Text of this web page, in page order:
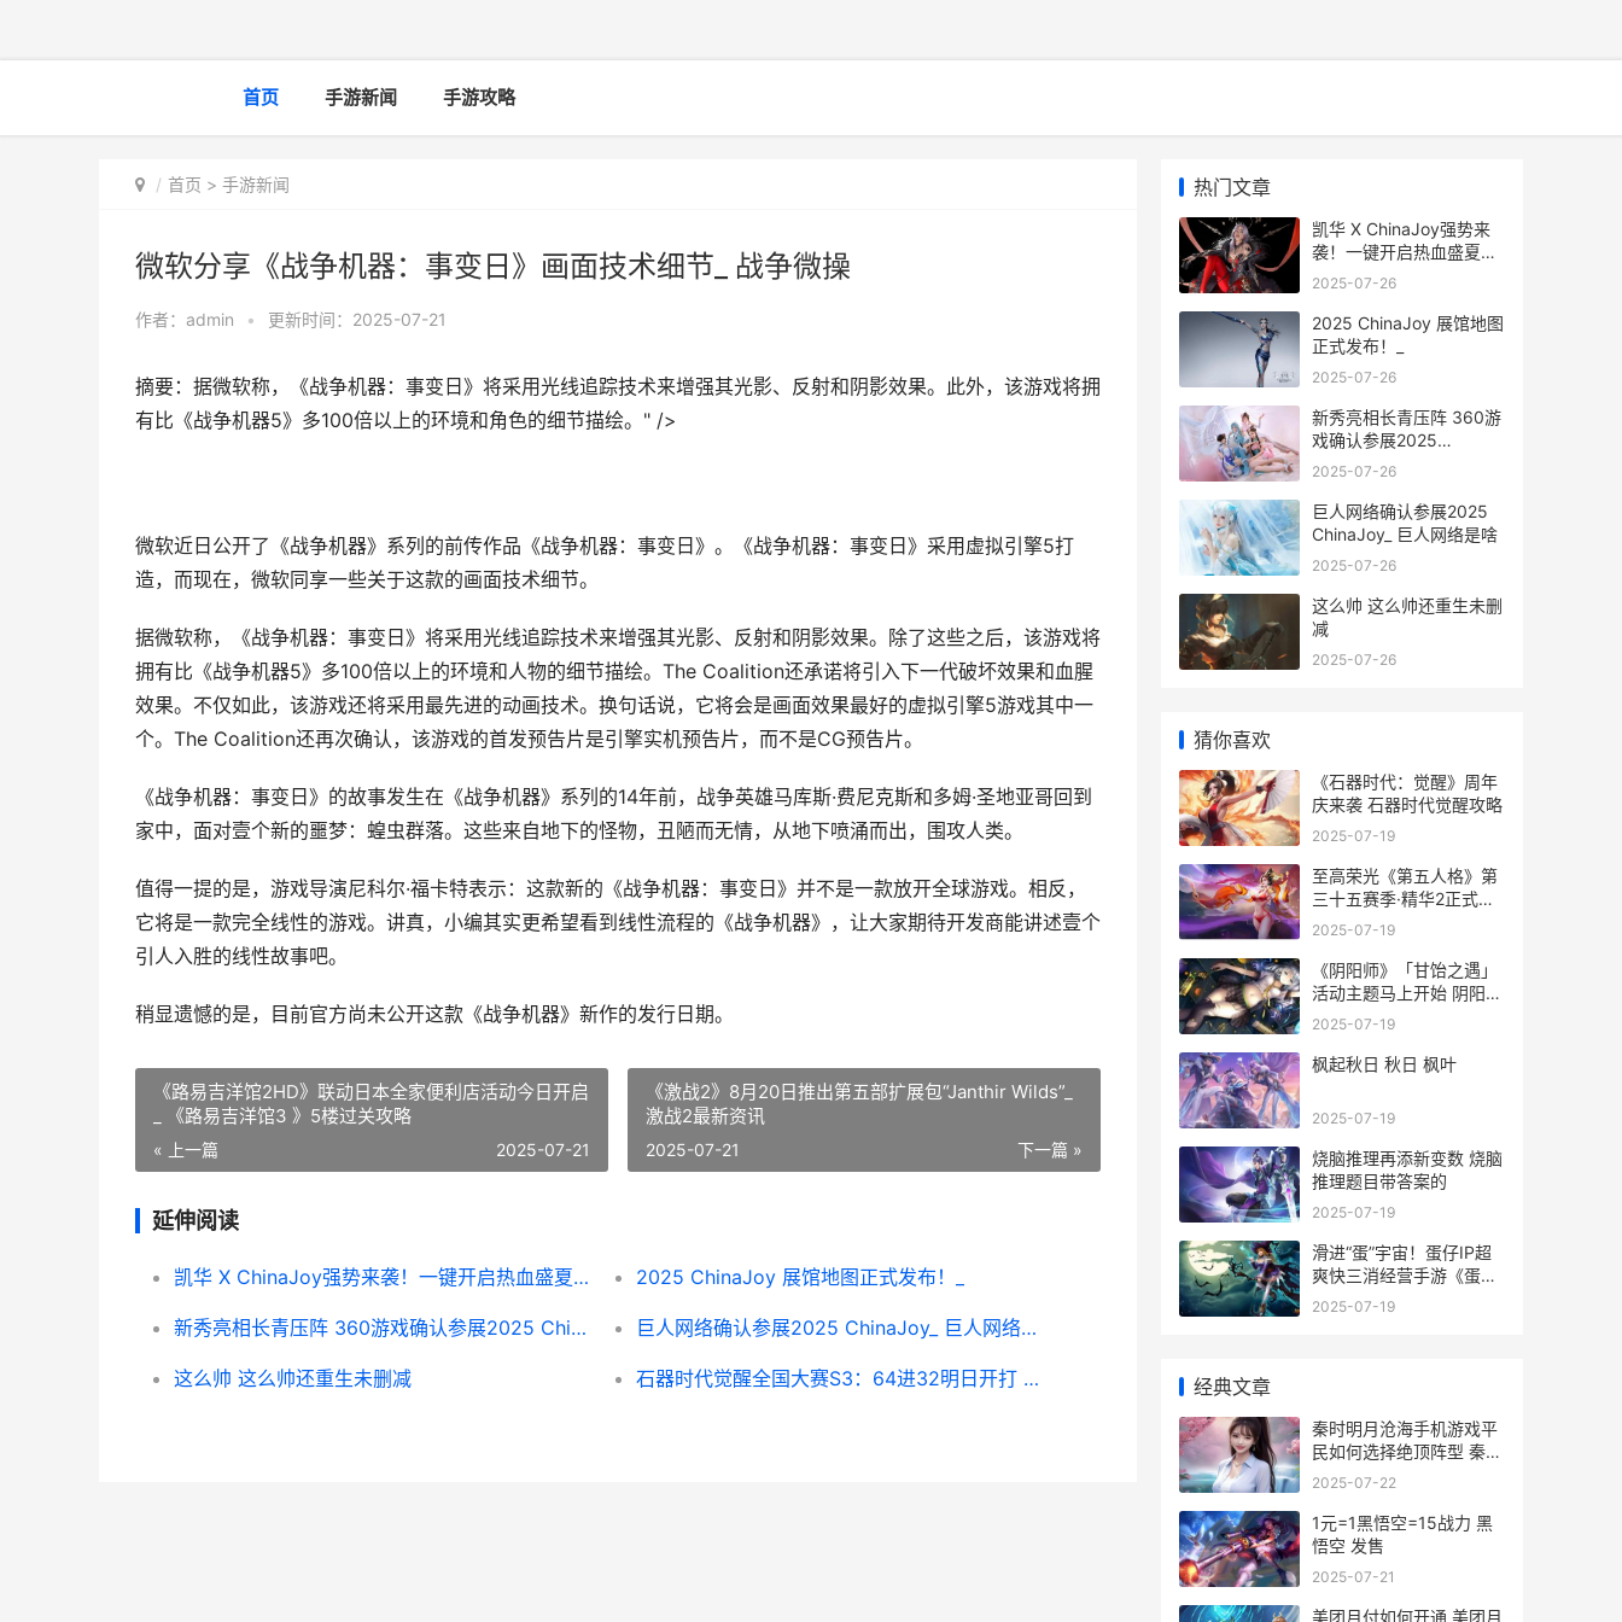
首页 手游新闻 手游攻略
首页 > 手游新闻
微软分享《战争机器：事变日》画面技术细节_ 战争微操
作者： admin • 更新时间：2025-07-21
摘要：据微软称，《战争机器：事变日》将采用光线追踪技术来增强其光影、反射和阴影效果。此外，该游戏将拥
有比《战争机器5》多100倍以上的环境和角色的细节描绘。" />
微软近日公开了《战争机器》系列的前传作品《战争机器：事变日》。《战争机器：事变日》采用虚拟引擎5打
造，而现在，微软同享一些关于这款的画面技术细节。
据微软称，《战争机器：事变日》将采用光线追踪技术来增强其光影、反射和阴影效果。除了这些之后，该游戏将
拥有比《战争机器5》多100倍以上的环境和人物的细节描绘。The Coalition还承诺将引入下一代破坏效果和血腥
效果。不仅如此，该游戏还将采用最先进的动画技术。换句话说，它将会是画面效果最好的虚拟引擎5游戏其中一
个。The Coalition还再次确认，该游戏的首发预告片是引擎实机预告片，而不是CG预告片。
《战争机器：事变日》的故事发生在《战争机器》系列的14年前，战争英雄马库斯·费尼克斯和多姆·圣地亚哥回到
家中，面对壹个新的噩梦：蝗虫群落。这些来自地下的怪物，丑陋而无情，从地下喷涌而出，围攻人类。
值得一提的是，游戏导演尼科尔·福卡特表示：这款新的《战争机器：事变日》并不是一款放开全球游戏。相反，
它将是一款完全线性的游戏。讲真，小编其实更希望看到线性流程的《战争机器》，让大家期待开发商能讲述壹个
引人入胜的线性故事吧。
稍显遗憾的是，目前官方尚未公开这款《战争机器》新作的发行日期。
《路易吉洋馆2HD》联动日本全家便利店活动今日开启
_ 《路易吉洋馆3 》5楼过关攻略
« 上一篇 2025-07-21
《激战2》8月20日推出第五部扩展包“Janthir Wilds”_
激战2最新资讯
下一篇 »
2025-07-21
延伸阅读
凯华 X ChinaJoy强势来袭！一键开启热血盛夏！_ 凯华boxjade navy 2025 ChinaJoy 展馆地图正式发布！_
新秀亮相长青压阵 360游戏确认参展2025 ChinaJoy_ 新秀是啥意思 巨人网络确认参展2025 ChinaJoy_ 巨人网络是啥
这么帅 这么帅还重生未删减 石器时代觉醒全国大赛S3：64进32明日开打 石器时代觉醒全防御乐器
热门文章
凯华 X ChinaJoy强势来
袭！一键开启热血盛夏！_
凯华boxjade navy
2025-07-26
2025 ChinaJoy 展馆地图
正式发布！_
2025-07-26
新秀亮相长青压阵 360游
戏确认参展2025
2025-07-26
巨人网络确认参展2025
ChinaJoy_ 巨人网络是啥
2025-07-26
这么帅 这么帅还重生未删
减
2025-07-26
猜你喜欢
《石器时代：觉醒》周年
庆来袭 石器时代觉醒攻略
2025-07-19
至高荣光《第五人格》第
三十五赛季·精华2正式上
线 至高荣誉小说免费阅读
2025-07-19
《阴阳师》「甘饴之遇」
活动主题马上开始 阴阳师
里面的肝是什么意思
2025-07-19
枫起秋日 秋日 枫叶
2025-07-19
烧脑推理再添新变数 烧脑
推理题目带答案的
2025-07-19
滑进“蛋”宇宙！蛋仔IP超
爽快三消经营手游《蛋仔
滑滑》首曝，概念PV重磅
2025-07-19
经典文章
秦时明月沧海手机游戏平
民如何选择绝顶阵型 秦时
明月沧海手游怎么达到宗
2025-07-22
1元=1黑悟空=15战力 黑
悟空 发售
2025-07-21
美团月付如何开通 美团月